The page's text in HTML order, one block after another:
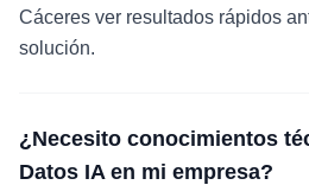
Cáceres ver resultados rápidos
solución.
¿Necesito conocimientos
Datos IA en mi empresa?